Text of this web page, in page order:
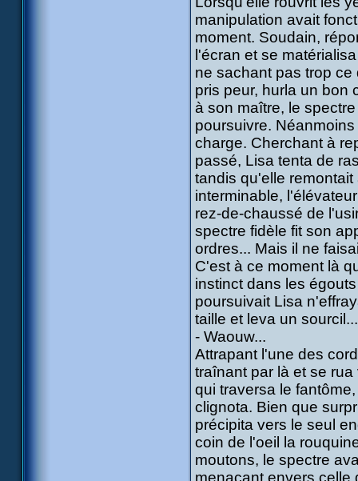
manipulation avait
moment. Soudain,
l'écran et se
ne sachant pas trop
pris peur, hurla un bon
à son maître, le
poursuivre.
charge. Cherchant à
passé, Lisa tenta de
tandis qu'elle
interminable,
rez-de-chaussé de
spectre fidèle fit son
ordres... Mais il ne
C'est à ce moment là
instinct dans les
poursuivait Lisa
taille et leva un sourcil...
- Waouw...
Attrapant l'une des
traînant par là et se
qui traversa le
clignota. Bien que
précipita vers le seul
coin de l'oeil la
moutons, le spectre
menaçant envers celle